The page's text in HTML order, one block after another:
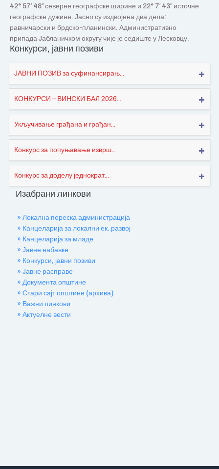
42° 57′ 48″ северне географске ширине и 22° 7′ 43″ источне
географске дужине. Јасно су издвојена два дела:
равничарски и брдско-планински. Административно
припада Јабланичком округу чије је седиште у Лесковцу.
Конкурси, јавни позиви
ЈАВНИ ПОЗИВ за суфинансирањ...
КОНКУРСИ – ВИНСКИ БАЛ 2026...
Укључивање грађана и грађан...
Конкурс за попуњавање изврш...
Конкурс за доделу једнократ...
Изабрани линкови
» Локална пореска администрација
» Канцеларија за локални ек. развој
» Канцеларија за младе
» Јавне набавке
» Конкурси, јавни позиви
» Јавне расправе
» Документа општине
» Стари сајт општине (архива)
» Важни линкови
» Актуелне вести